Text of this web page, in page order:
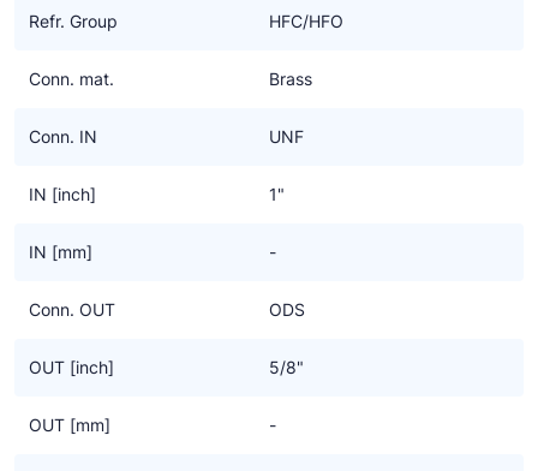
Refr. Group HFC/HFO
Conn. mat. Brass
Conn. IN UNF
IN [inch] 1"
IN [mm] -
Conn. OUT ODS
OUT [inch] 5/8"
OUT [mm] -